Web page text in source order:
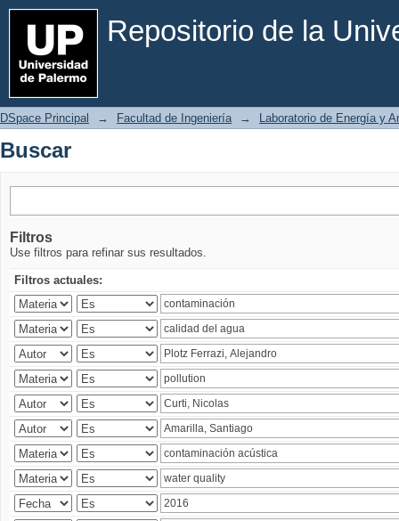
Repositorio de la
Buscar
DSpace Principal → Facultad de Ingeniería → Laboratorio de Energía y
Buscar
Filtros
Use filtros para refinar sus resultados.
Filtros actuales: